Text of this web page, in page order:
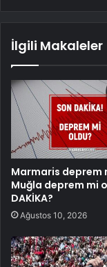
İlgili Makaleler
Marmaris deprem
Muğla deprem mi
DAKİKA?
Ağustos 10, 2026